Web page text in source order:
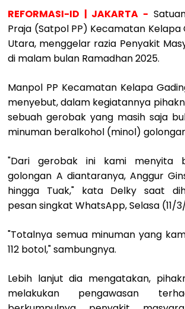
REFORMASI-ID | JAKARTA -
Praja (Satpol PP) Kecamatan Kelapa
Utara, menggelar razia Penyakit
di malam bulan Ramadhan 2025.
Manpol PP Kecamatan Kelapa
menyebut, dalam kegiatannya
sebuah gerobak yang masih saja
minuman beralkohol (minol)
"Dari gerobak ini kami menyita
golongan A diantaranya, Anggur
hingga Tuak," kata Delky saat
pesan singkat WhatsApp, Selasa (11/
"Totalnya semua minuman yang
112 botol," sambungnya.
Lebih lanjut dia mengatakan,
melakukan pengawasan